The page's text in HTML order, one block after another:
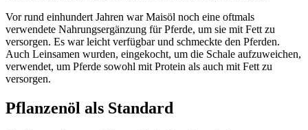
Vor rund einhundert Jahren war Maisöl noch eine oftmals
verwendete Nahrungsergänzung für Pferde, um sie mit Fett zu
versorgen. Es war leicht verfügbar und schmeckte den Pferden.
Auch Leinsamen wurden, eingekocht, um die Schale aufzuweichen,
verwendet, um Pferde sowohl mit Protein als auch mit Fett zu
versorgen.
Pflanzenöl als Standard